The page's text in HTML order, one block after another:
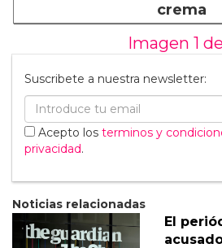
crema
Imagen 1 de
Suscribete a nuestra newsletter:
Acepto los terminos y
privacidad.
Noticias relacionadas
El